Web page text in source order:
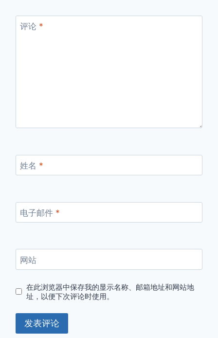
评论 *
姓名 *
电子邮件 *
网站
在此浏览器中保存我的显示名称、邮箱地址和网站地
址，以便下次评论时使用。